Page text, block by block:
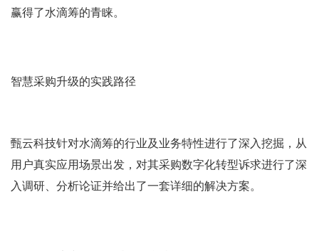
赢得了水滴筹的青睐。
智慧采购升级的实践路径
甄云科技针对水滴筹的行业及业务特性进行了深入挖掘，从
用户真实应用场景出发，对其采购数字化转型诉求进行了深
入调研、分析论证并给出了一套详细的解决方案。